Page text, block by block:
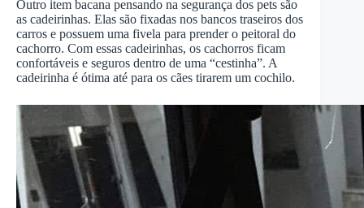
Outro item bacana pensando na segurança dos pets são
as cadeirinhas. Elas são fixadas nos bancos traseiros dos
carros e possuem uma fivela para prender o peitoral do
cachorro. Com essas cadeirinhas, os cachorros ficam
confortáveis e seguros dentro de uma “cestinha”. A
cadeirinha é ótima até para os cães tirarem um cochilo.